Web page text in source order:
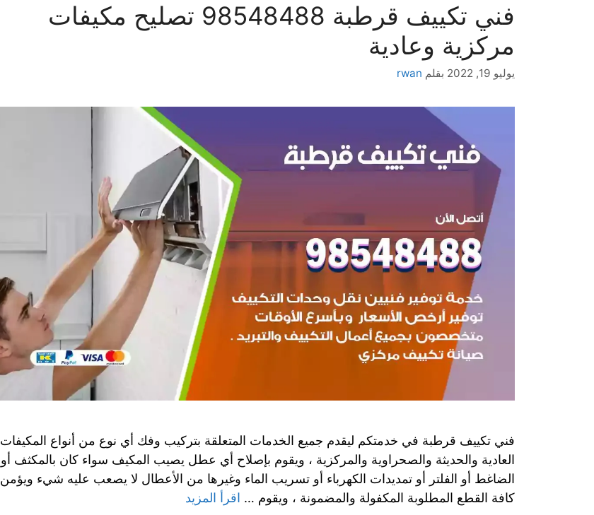
فني تكييف قرطبة 98548488 تصليح مكيفات
مركزية وعادية
يوليو 19, 2022 بقلم rwan
فني تكييف قرطبة في خدمتكم ليقدم جميع الخدمات المتعلقة بتركيب وفك أي نوع من أنواع المكيفات
العادية والحديثة والصحراوية والمركزية ، ويقوم بإصلاح أي عطل يصيب المكيف سواء كان بالمكثف أو
الضاغط أو الفلتر أو تمديدات الكهرباء أو تسريب الماء وغيرها من الأعطال لا يصعب عليه شيء ويؤمن
كافة القطع المطلوبة المكفولة والمضمونة ، ويقوم … اقرأ المزيد